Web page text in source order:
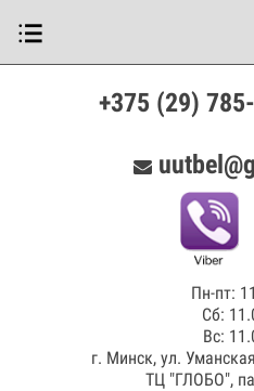
+375 (29)
Пн-пт:
Сб:
Вс:
г. Минск, ул.
ТЦ "ГЛОБО",